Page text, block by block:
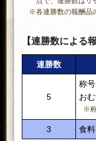
※各連勝数の報酬品
【連勝数による
連勝数
5
称
お
※称
3 食